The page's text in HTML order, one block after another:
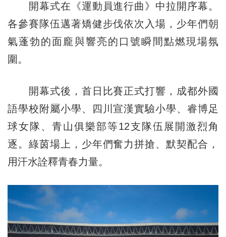
開幕式在《運動員進行曲》中拉開序幕。
各參賽隊伍邁著矯健步伐依次入場，少年們朝
氣蓬勃的面龐與響亮的口號瞬間點燃現場氛
圍。
開幕式後，首日比賽正式打響，成都外國
語學校附屬小學、四川宣漢實驗小學、睿博足
球女隊、青山俱樂部等12支隊伍展開激烈角
逐。綠茵場上，少年們奮力拼搶、默契配合，
用汗水詮釋青春力量。